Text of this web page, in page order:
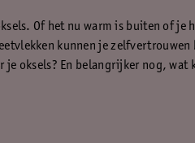
Of het nu warm is buiten of je
kunnen je zelfvertrouwen
oksels? En belangrijker nog, wat